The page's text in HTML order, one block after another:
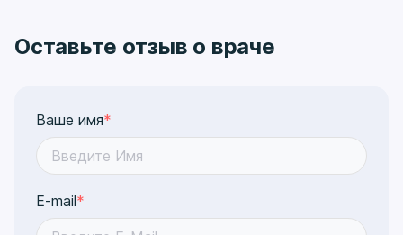
Оставьте отзыв о враче
Ваше имя*
E-mail*